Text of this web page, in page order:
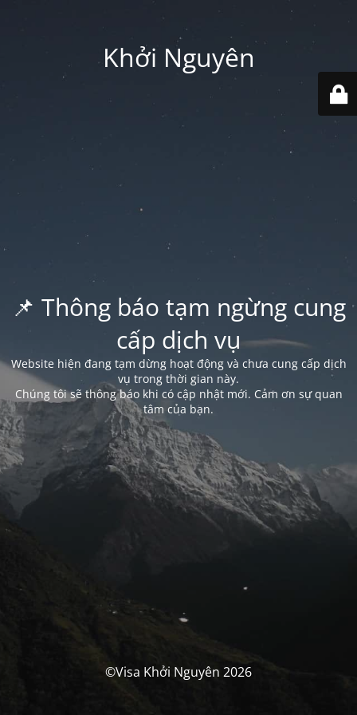
Khởi Nguyên
📌 Thông báo tạm ngừng cung
cấp dịch vụ
Website hiện đang tạm dừng hoạt động và chưa cung cấp dịch
vụ trong thời gian này.
Chúng tôi sẽ thông báo khi có cập nhật mới. Cảm ơn sự quan
tâm của bạn.
©Visa Khởi Nguyên 2026